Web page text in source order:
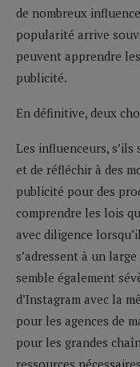
de nombreux
popularité arrive
peuvent apprendre
publicité.
En définitive, deux
Les influenceurs,
et de réfléchir à des
publicité pour des
comprendre les lois
avec diligence
s’adressent à un
semble également
d’Instagram avec la
pour les agences de
pour les grandes
ressources